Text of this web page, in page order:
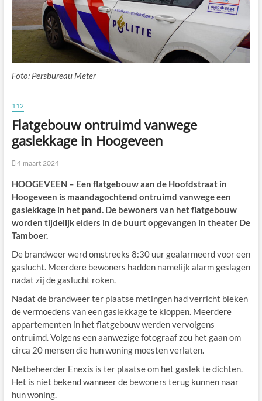
Foto: Persbureau Meter
112
Flatgebouw ontruimd vanwege
gaslekkage in Hoogeveen
4 maart 2024
HOOGEVEEN – Een flatgebouw aan de Hoofdstraat in
Hoogeveen is maandagochtend ontruimd vanwege een
gaslekkage in het pand. De bewoners van het flatgebouw
worden tijdelijk elders in de buurt opgevangen in theater De
Tamboer.
De brandweer werd omstreeks 8:30 uur gealarmeerd voor een
gaslucht. Meerdere bewoners hadden namelijk alarm geslagen
nadat zij de gaslucht roken.
Nadat de brandweer ter plaatse metingen had verricht bleken
de vermoedens van een gaslekkage te kloppen. Meerdere
appartementen in het flatgebouw werden vervolgens
ontruimd. Volgens een aanwezige fotograaf zou het gaan om
circa 20 mensen die hun woning moesten verlaten.
Netbeheerder Enexis is ter plaatse om het gaslek te dichten.
Het is niet bekend wanneer de bewoners terug kunnen naar
hun woning.